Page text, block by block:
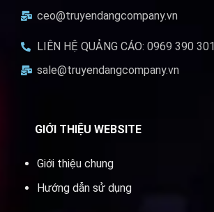
ceo@truyendangcompany.vn
LIÊN HỆ QUẢNG CÁO: 0969 390 301
sale@truyendangcompany.vn
GIỚI THIỆU WEBSITE
Giới thiệu chung
Hướng dẫn sử dụng